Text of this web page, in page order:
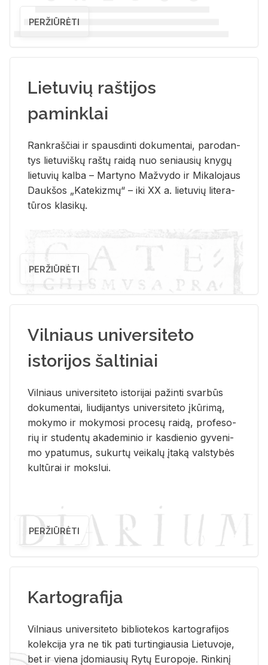
PERŽIŪRĖTI
Lietuvių raštijos
paminklai
Rank­raš­čiai ir spaus­din­ti do­ku­men­tai, pa­ro­dan­
tys lie­tu­viš­kų raš­tų rai­dą nuo se­niau­sių kny­gų
lie­tu­vių kal­ba – Mar­ty­no Ma­žvy­do ir Mi­ka­lo­jaus
Dauk­šos „Ka­te­kiz­mų“ – iki XX a. lie­tu­vių li­te­ra­
tū­ros kla­si­kų.
PERŽIŪRĖTI
Vilniaus universiteto
istorijos šaltiniai
Vil­niaus uni­ver­si­te­to is­to­ri­jai pa­žin­ti svar­būs
do­ku­men­tai, liu­di­jan­tys uni­ver­si­te­to įkū­ri­mą,
mo­ky­mo ir mo­ky­mo­si pro­ce­sų rai­dą, pro­fe­so­
rių ir stu­den­tų aka­de­mi­nio ir kas­die­nio gy­ve­ni­
mo ypa­tu­mus, su­kur­tų vei­ka­lų įta­ką vals­ty­bės
kul­tū­rai ir moks­lui.
PERŽIŪRĖTI
Kartografija
Vil­niaus uni­ver­si­te­to bi­b­lio­te­kos kar­to­gra­fi­jos
ko­lek­ci­ja yra ne tik pati tur­tin­giau­sia Lie­tu­vo­je,
bet ir vie­na įdo­miau­sių Rytų Eu­ro­po­je. Rin­ki­nį